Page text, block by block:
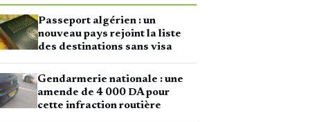
Passeport algérien : un
nouveau pays rejoint la liste
des destinations sans visa
Gendarmerie nationale : une
amende de 4 000 DA pour
cette infraction routière